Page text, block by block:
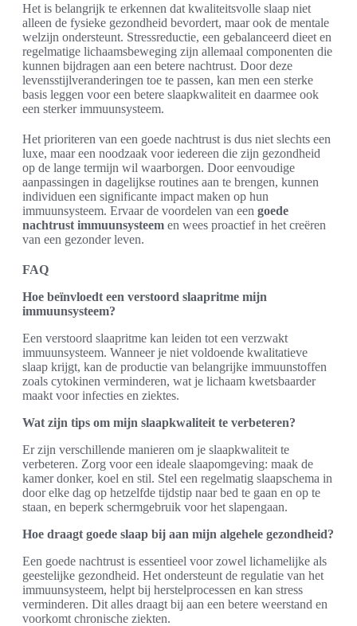
Het is belangrijk te erkennen dat kwaliteitsvolle slaap niet
alleen de fysieke gezondheid bevordert, maar ook de mentale
welzijn ondersteunt. Stressreductie, een gebalanceerd dieet en
regelmatige lichaamsbeweging zijn allemaal componenten die
kunnen bijdragen aan een betere nachtrust. Door deze
levensstijlveranderingen toe te passen, kan men een sterke
basis leggen voor een betere slaapkwaliteit en daarmee ook
een sterker immuunsysteem.
Het prioriteren van een goede nachtrust is dus niet slechts een
luxe, maar een noodzaak voor iedereen die zijn gezondheid
op de lange termijn wil waarborgen. Door eenvoudige
aanpassingen in dagelijkse routines aan te brengen, kunnen
individuen een significante impact maken op hun
immuunsysteem. Ervaar de voordelen van een goede
nachtrust immuunsysteem en wees proactief in het creëren
van een gezonder leven.
FAQ
Hoe beïnvloedt een verstoord slaapritme mijn
immuunsysteem?
Een verstoord slaapritme kan leiden tot een verzwakt
immuunsysteem. Wanneer je niet voldoende kwalitatieve
slaap krijgt, kan de productie van belangrijke immuunstoffen
zoals cytokinen verminderen, wat je lichaam kwetsbaarder
maakt voor infecties en ziektes.
Wat zijn tips om mijn slaapkwaliteit te verbeteren?
Er zijn verschillende manieren om je slaapkwaliteit te
verbeteren. Zorg voor een ideale slaapomgeving: maak de
kamer donker, koel en stil. Stel een regelmatig slaapschema in
door elke dag op hetzelfde tijdstip naar bed te gaan en op te
staan, en beperk schermgebruik voor het slapengaan.
Hoe draagt goede slaap bij aan mijn algehele gezondheid?
Een goede nachtrust is essentieel voor zowel lichamelijke als
geestelijke gezondheid. Het ondersteunt de regulatie van het
immuunsysteem, helpt bij herstelprocessen en kan stress
verminderen. Dit alles draagt bij aan een betere weerstand en
voorkomt chronische ziekten.